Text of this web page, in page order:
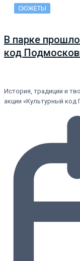
СЮЖЕТЫ
В парке
код
История, традиции и
акции «Культурный